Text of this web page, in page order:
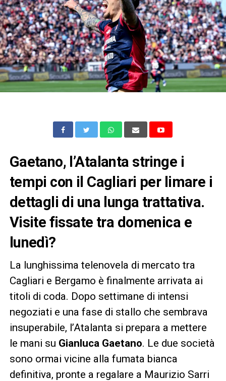
Gaetano, l’Atalanta stringe i
tempi con il Cagliari per limare i
dettagli di una lunga trattativa.
Visite fissate tra domenica e
lunedì?
La lunghissima telenovela di mercato tra
Cagliari e Bergamo è finalmente arrivata ai
titoli di coda. Dopo settimane di intensi
negoziati e una fase di stallo che sembrava
insuperabile, l’Atalanta si prepara a mettere
le mani su Gianluca Gaetano. Le due società
sono ormai vicine alla fumata bianca
definitiva, pronte a regalare a Maurizio Sarri